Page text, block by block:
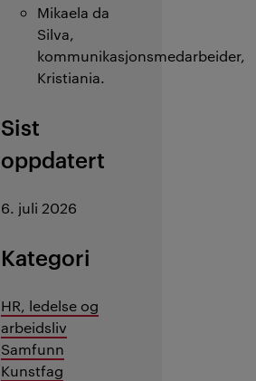
Mikaela da
Silva,
kommunikasjonsmedarbeider,
Kristiania.
Sist
oppdatert
6. juli 2026
Kategori
HR, ledelse og
arbeidsliv
Samfunn
Kunstfag